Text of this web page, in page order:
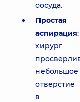
сосуда.
Простая
аспирация:
хирург
небольшое
отверстие
в